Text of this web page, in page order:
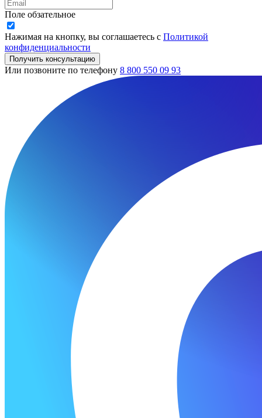
Поле обзательное
Нажимая на кнопку, вы соглашаетесь с Политикой
конфиденциальности
Получить консультацию
Или позвоните по телефону 8 800 550 09 93